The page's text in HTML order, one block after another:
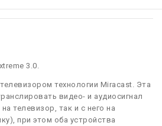
3.0.
технологии Miracast. Эта
видео- и аудиосигнал
телевизор, так и с него на
при этом оба устройства